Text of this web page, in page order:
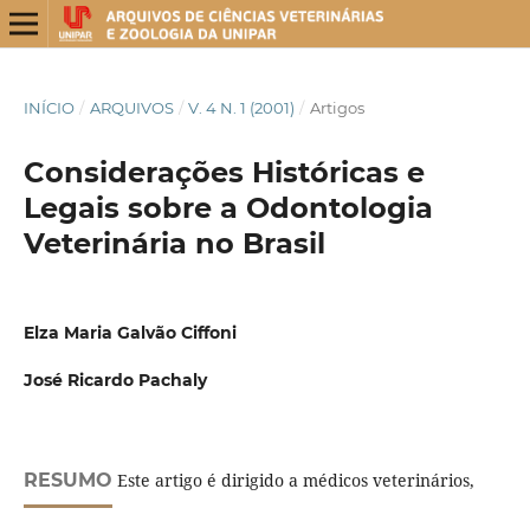
INÍCIO / ARQUIVOS / V. 4 N. 1 (2001) / Artigos
Considerações Históricas e
Legais sobre a Odontologia
Veterinária no Brasil
Elza Maria Galvão Ciffoni
José Ricardo Pachaly
RESUMO Este artigo é dirigido a médicos veterinários,